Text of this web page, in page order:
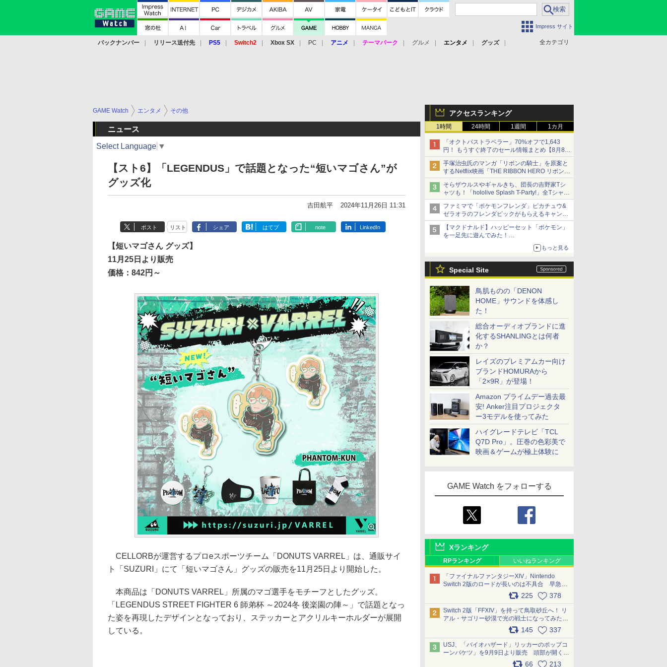
Impress サイト
全カテゴリ
バックナンバー リリース送付先 PS5 Switch2 Xbox SX PC アニメ テーマパーク グルメ エンタメ
グッズ
アクセスランキング
1時間 24時間 1週間 1カ月
「オクトパストラベラー」70%オフで1,643
円！ もうすぐ終了のセール情報まとめ【8月8日
更新】
ニンテンドーeショップでは「大神 絶景版」が
67%オフで990円
手塚治虫氏のマンガ「リボンの騎士」を原案と
するNetflix映画「THE RIBBON HERO リボンヒ
ーロー」本日配信開始
そらザウルスやギャルきち、団長の吉野家Tシ
ャツも！「hololive Splash T-Party!」全Tシャツ
ラインナップ公開＆オンライン販売開始
ファミマで「ポケモンフレンダ」ピカチュウ&
ゼラオラのフレンダピックがもらえるキャンペ
ーン開催！
【マクドナルド】ハッピーセット「ポケモン」
を一足先に遊んでみた！
30周年を記念して30種類のポケモンがおもちゃ
もっと見る
Special Site
鳥肌ものの「DENON
HOME」サウンドを体感し
た！
総合オーディオブランドに進
化するSHANLINGとは何者
か？
レイズのプレミアムカー向け
ブランドHOMURAから
「2×9R」が登場！
Amazon プライムデー過去最
安! Anker注目プロジェクタ
ー3モデルを使ってみた
ハイグレードテレビ「TCL
Q7D Pro」。圧巻の色彩美で
映画＆ゲームが極上体験に
GAME Watch をフォローする
Xランキング
RPランキング いいねランキング
「ファイナルファンタジーXIV」Nintendo
Switch 2版のロードが長いのは不具合 早急に
アップデートできるよう対応中225 378
Switch 2版「FFXIV」を持って鳥取砂丘へ！ リ
アル・サゴリー砂漠で光の戦士になってみた
145 337
USJ、「バイオハザード」リッカーのポップコ
ーンバケツ」を9月9日より販売 頭部が開く仕
組み。味は恐怖を堪のう「味噌フレーバー」
66 213
GAME Watch エンタメ その他
ニュース
Select Language ▼
【スト6】「LEGENDUS」で話題となった“短いマゴさん”が
グッズ化
吉田航平 2024年11月26日 11:31
ポスト リスト シェア はてブ note LinkedIn
【短いマゴさん グッズ】
11月25日より販売
価格：842円～
CELLORBが運営するプロeスポーツチーム「DONUTS VARREL」は、通販サイ
ト「SUZURI」にて「短いマゴさん」グッズの販売を11月25日より開始した。
本商品は「DONUTS VARREL」所属のマゴ選手をモチーフとしたグッズ。
「LEGENDUS STREET FIGHTER 6 師弟杯 ～2024冬 後楽園の陣～」で話題となっ
た姿を再現したデザインとなっており、ステッカーとアクリルキーホルダーが展開
している。